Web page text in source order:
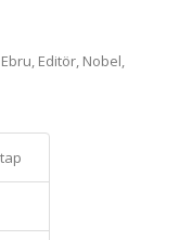
Editör, Nobel,